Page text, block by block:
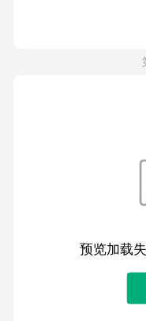
预览加载